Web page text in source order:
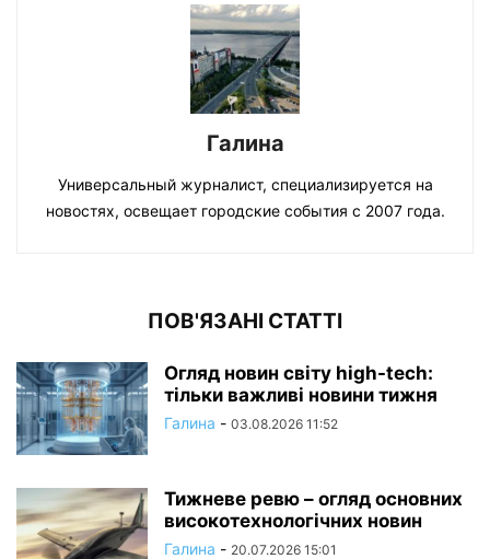
Галина
Универсальный журналист, специализируется на
новостях, освещает городские события с 2007 года.
ПОВ'ЯЗАНІ СТАТТІ
Огляд новин світу high-tech:
тільки важливі новини тижня
Галина - 03.08.2026 11:52
Тижневе ревю – огляд основних
високотехнологічних новин
Галина - 20.07.2026 15:01